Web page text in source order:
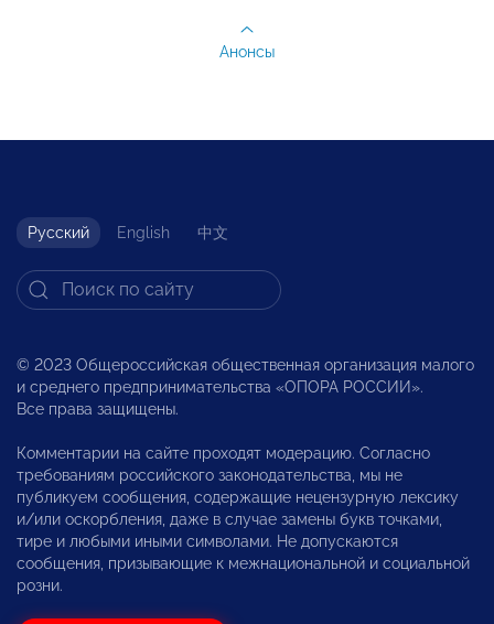
Анонсы
Русский English 中文
© 2023 Общероссийская общественная организация малого
и среднего предпринимательства «ОПОРА РОССИИ».
Все права защищены.
Комментарии на сайте проходят модерацию. Согласно
требованиям российского законодательства, мы не
публикуем сообщения, содержащие нецензурную лексику
и/или оскорбления, даже в случае замены букв точками,
тире и любыми иными символами. Не допускаются
сообщения, призывающие к межнациональной и социальной
розни.